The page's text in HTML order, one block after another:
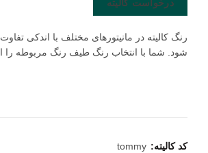
درخواست کالیته
رنگ کالیته در مانیتورهای مختلف با اندکی
شود. شما با انتخاب رنگ طیف رنگ مربوطه را
کد کالیته: tommy